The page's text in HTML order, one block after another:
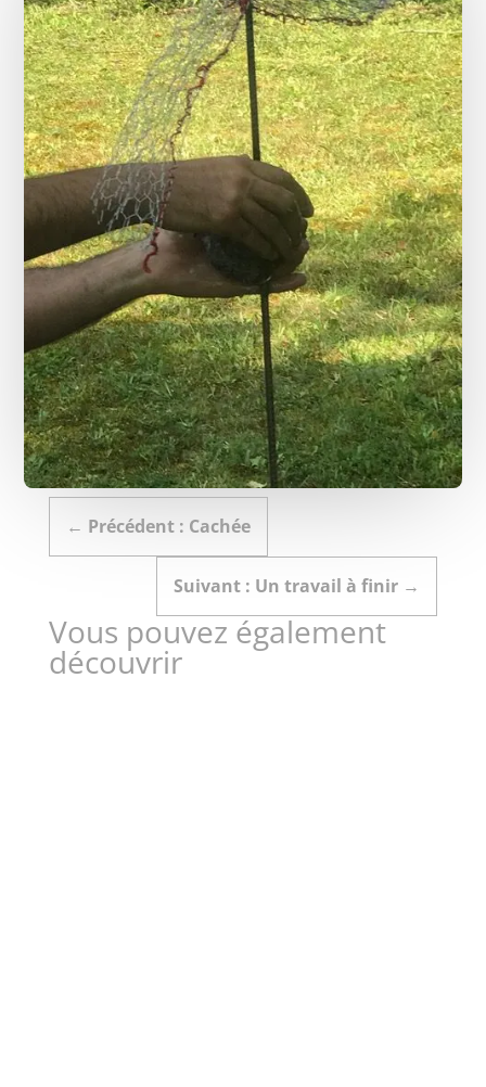
← Précédent : Cachée
Suivant : Un travail à finir →
Vous pouvez également
découvrir